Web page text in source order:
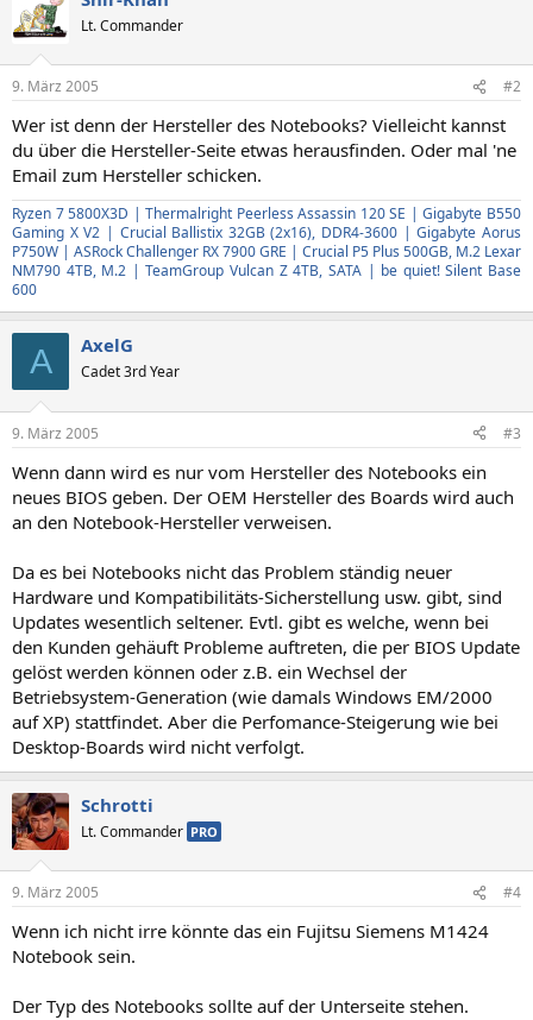
Lt. Commander
9. März 2005 #2
Wer ist denn der Hersteller des Notebooks? Vielleicht kannst
du über die Hersteller-Seite etwas herausfinden. Oder mal 'ne
Email zum Hersteller schicken.
Ryzen 7 5800X3D | Thermalright Peerless Assassin 120 SE | Gigabyte B550
Gaming X V2 | Crucial Ballistix 32GB (2x16), DDR4-3600 | Gigabyte Aorus
P750W | ASRock Challenger RX 7900 GRE | Crucial P5 Plus 500GB, M.2 Lexar
NM790 4TB, M.2 | TeamGroup Vulcan Z 4TB, SATA | be quiet! Silent Base
600
A AxelG
Cadet 3rd Year
9. März 2005 #3
Wenn dann wird es nur vom Hersteller des Notebooks ein
neues BIOS geben. Der OEM Hersteller des Boards wird auch
an den Notebook-Hersteller verweisen.
Da es bei Notebooks nicht das Problem ständig neuer
Hardware und Kompatibilitäts-Sicherstellung usw. gibt, sind
Updates wesentlich seltener. Evtl. gibt es welche, wenn bei
den Kunden gehäuft Probleme auftreten, die per BIOS Update
gelöst werden können oder z.B. ein Wechsel der
Betriebsystem-Generation (wie damals Windows EM/2000
auf XP) stattfindet. Aber die Perfomance-Steigerung wie bei
Desktop-Boards wird nicht verfolgt.
Schrotti
Lt. Commander PRO
9. März 2005 #4
Wenn ich nicht irre könnte das ein Fujitsu Siemens M1424
Notebook sein.
Der Typ des Notebooks sollte auf der Unterseite stehen.